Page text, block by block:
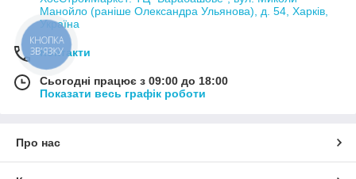
Манойло (раніше Олександра Ульянова), д. 54, Харків,
Україна
Контакти
Сьогодні працює з 09:00 до 18:00
Показати весь графік роботи
Про нас
КНОПКА
ЗВ'ЯЗКУ